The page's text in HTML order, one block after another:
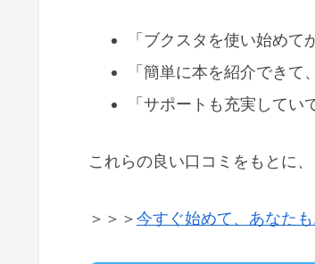
「ブクスタを使い始めて
「簡単に本を紹介できて
「サポートも充実してい
これらの良い口コミをもとに
＞＞＞今すぐ始めて、あなた